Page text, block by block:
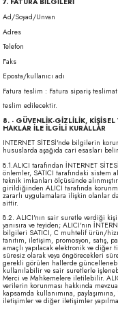
Ad/Soyad/Unvan
Adres
Telefon
Faks
Eposta/kullanıcı adı
Fatura teslim : Fatura sipariş
teslim edilecektir.
8. - GÜVENLİK-GİZLİLİK, KİŞİSEL
HAKLAR İLE İLGİLİ KURALLAR
INTERNET SİTESİ'nde bilgilerin
hususlarda aşağıda cari esasları
8.1.ALICI tarafından İNTERNET
önlemler, SATICI tarafındaki sistem
teknik imkanları ölçüsünde
girildiğinden ALICI tarafında
zararlı uygulamalara ilişkin olanlar
aittir.
8.2. ALICI'nın sair suretle verdiği
yanısıra ve teyiden; ALICI'nın
bilgileri SATICI, C muhtelif ürün/
tanıtım, iletişim, promosyon, satış,
amaçlı yapılacak elektronik ve
süresiz olarak veya öngörecekleri
gerekli görülen hallerde
kullanılabilir ve sair suretlerle
Merci ve Mahkemelere iletilebilir.
verilerin korunması hakkında
kapsamda kullanımına,
iletişimler ve diğer iletişimler